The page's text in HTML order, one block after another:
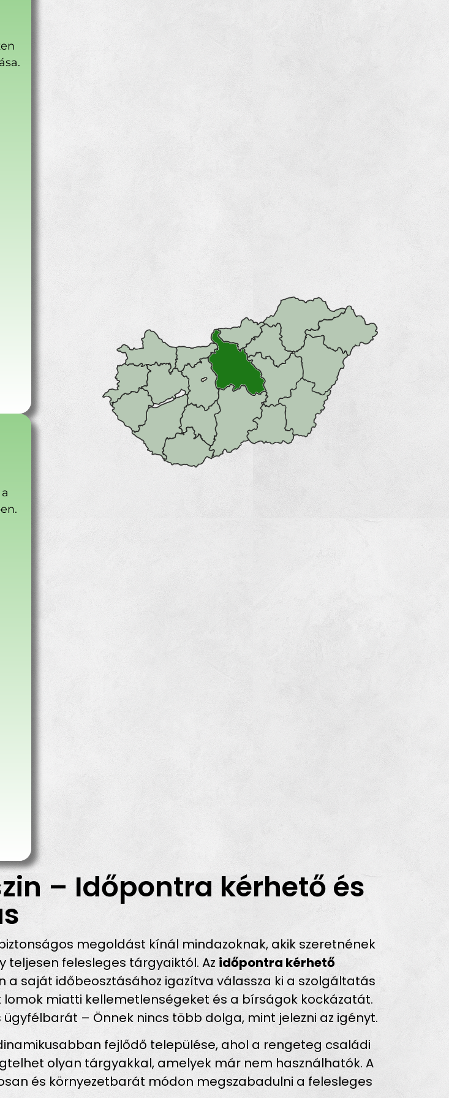
– Időpontra kérhető és
megoldást kínál mindazoknak, akik szeretnének
felesleges tárgyaiktól. Az időpontra kérhető
a saját időbeosztásához igazítva válassza ki a szolgáltatás
miatti kellemetlenségeket és a bírságok kockázatát.
– Önnek nincs több dolga, mint jelezni az igényt.
fejlődő települése, ahol a rengeteg családi
olyan tárgyakkal, amelyek már nem használhatók. A
és környezetbarát módon megszabadulni a felesleges